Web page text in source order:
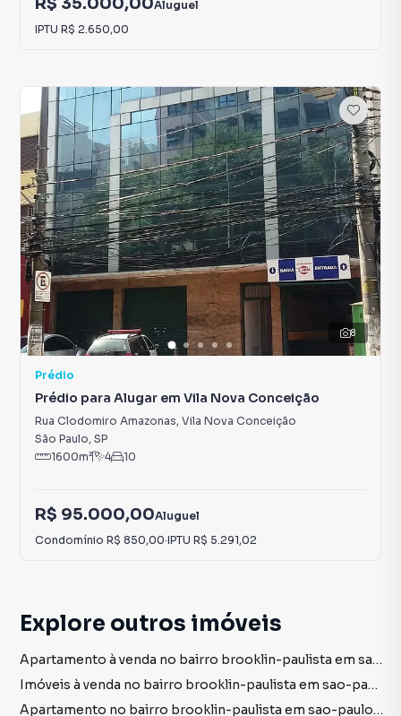
Aluguel
IPTU R$ 2.650,00
8
Prédio
Prédio para Alugar em Vila Nova Conceição
Rua Clodomiro Amazonas, Vila Nova Conceição
São Paulo, SP
1600m² 4 10
R$ 95.000,00Aluguel
Condomínio R$ 850,00·IPTU R$ 5.291,02
Explore outros imóveis
Apartamento à venda no bairro brooklin-paulista em sao-paulo sp com 2 vagas
Imóveis à venda no bairro brooklin-paulista em sao-paulo sp
Apartamento no bairro brooklin-paulista em sao-paulo sp